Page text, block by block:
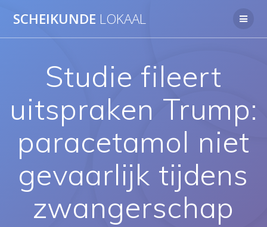
naar
SCHEIKUNDE LOKAAL
Studie fileert
uitspraken Trump:
paracetamol niet
gevaarlijk tijdens
zwangerschap